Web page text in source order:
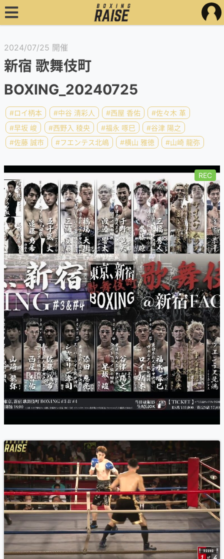
2024/07/25 開催
新宿 歌舞伎町
BOXING_20240725
#ロイ柄本 #中谷 清彩人 #西屋 香佑
#佐々木 革
#早坂 峻
#西野入 稜央 #福永 啄巳
#谷津 陽之
#佐藤 誠市
#フエンテス北嶋 #横山 雅徳 #山崎 龍弥
REC